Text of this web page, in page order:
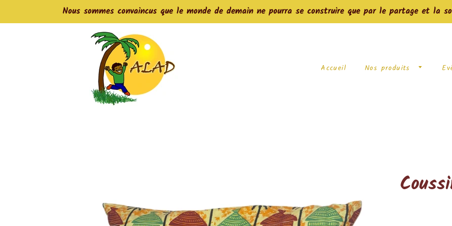
Nous sommes convaincus que le monde de demain ne pourra se construire que par le partage et
Accueil Nos produits